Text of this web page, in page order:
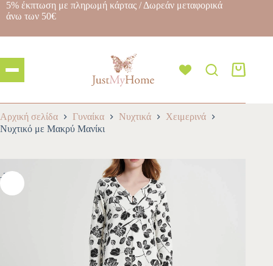
5% έκπτωση με πληρωμή κάρτας / Δωρεάν μεταφορικά
άνω των 50€
Αρχική σελίδα Γυναίκα Νυχτικά
Χειμερινά
Νυχτικό με Μακρύ Μανίκι
-30%